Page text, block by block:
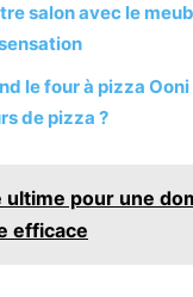
salon avec le
le four à pizza
de pizza ?
ultime pour une
efficace